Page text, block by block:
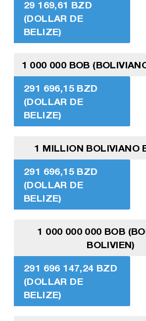
29 169,61 BZD
(DOLLAR DE
BELIZE)
1 000 000 BOB
291 696,15 BZD
(DOLLAR DE
BELIZE)
1 MILLION BOLIVIANO
291 696,15 BZD
(DOLLAR DE
BELIZE)
1 000 000 000 BOB
BOLIVIEN)
291 696 147,24 BZD
(DOLLAR DE
BELIZE)